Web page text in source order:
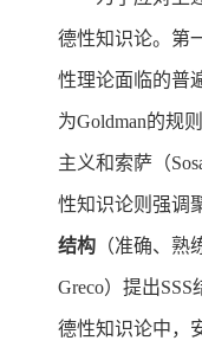
德性知识论。第
性理论面临的普
为Goldman的规
主义和索萨（
性知识论则强调
结构 （准确、熟
Greco）提出
德性知识论中，